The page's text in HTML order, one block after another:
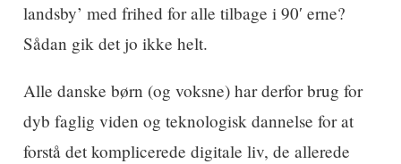
landsby’ med frihed for alle tilbage i 90′ erne?
Sådan gik det jo ikke helt.
Alle danske børn (og voksne) har derfor brug for
dyb faglig viden og teknologisk dannelse for at
forstå det komplicerede digitale liv, de allerede